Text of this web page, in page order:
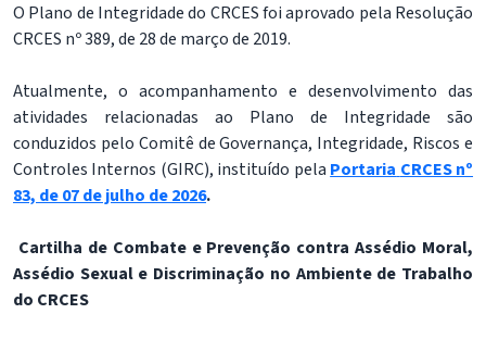
O Plano de Integridade do CRCES foi aprovado pela Resolução
CRCES nº 389, de 28 de março de 2019.
Atualmente, o acompanhamento e desenvolvimento das
atividades relacionadas ao Plano de Integridade são
conduzidos pelo Comitê de Governança, Integridade, Riscos e
Controles Internos (GIRC), instituído pela Portaria CRCES nº
83, de 07 de julho de 2026.
Cartilha de Combate e Prevenção contra Assédio Moral,
Assédio Sexual e Discriminação no Ambiente de Trabalho
do CRCES